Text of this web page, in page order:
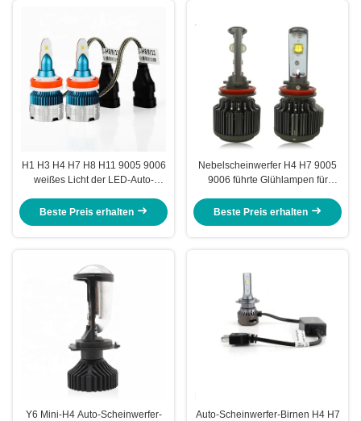
H1 H3 H4 H7 H8 H11 9005 9006
weißes Licht der LED-Auto-
Beste Preis erhalten
Nebelscheinwerfer H4 H7 9005
9006 führte Glühlampen für
Beste Preis erhalten
Y6 Mini-H4 Auto-Scheinwerfer-
Auto-Scheinwerfer-Birnen H4 H7